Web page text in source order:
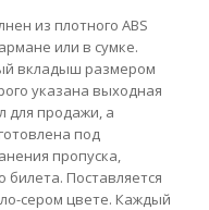
из плотного ABS
или в сумке.
вкладыш размером
указана выходная
для продажи, а
под
пропуска,
билета. Поставляется
сером цвете. Каждый